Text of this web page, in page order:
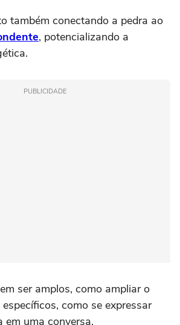
também conectando a pedra ao
, potencializando a
PUBLICIDADE
ser amplos, como ampliar o
como se expressar
em uma conversa.